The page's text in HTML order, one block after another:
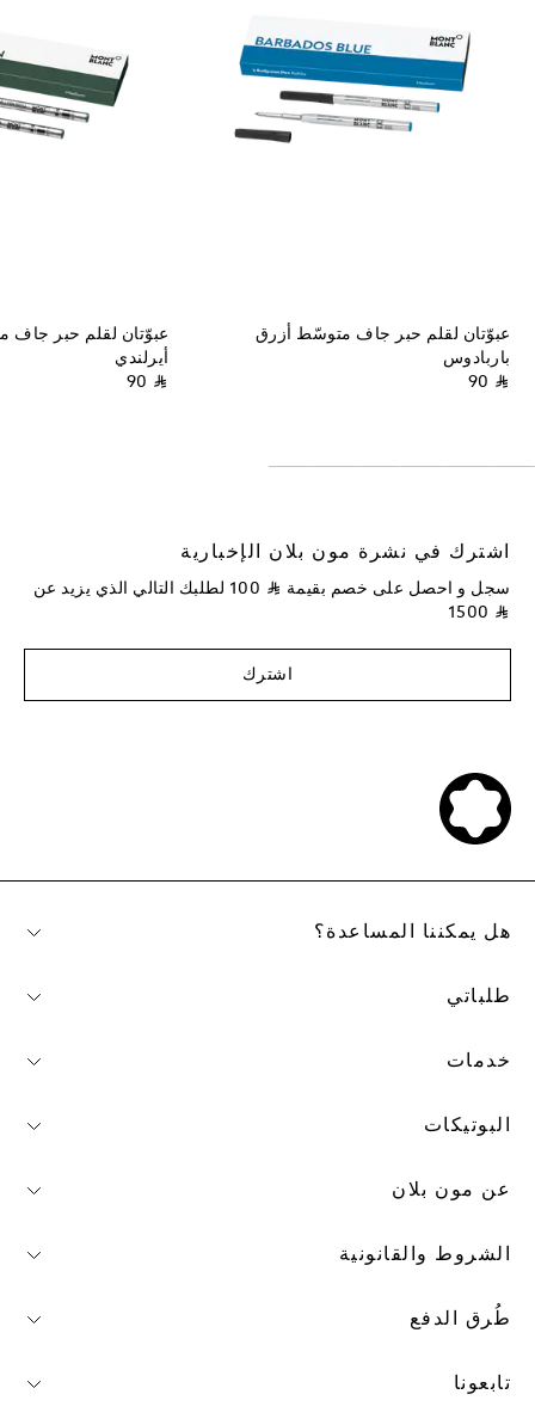
عبوّتان لقلم حبر
أيرلندي
⃁ 90
عبوّتان لقلم حبر جاف متوسّط أزرق
باربادوس
⃁ 90
اشترك في نشرة مون بلان الإخبارية
سجل و احصل على خصم بقيمة ⃁
لطلبك التالي الذي يزيد عن
⃁
اشترك
طُرق الدفع
تابعونا
هل يمكننا المساعدة؟
طلباتي
خدمات
البوتيكات
عن مون بلان
الشروط والقانونية